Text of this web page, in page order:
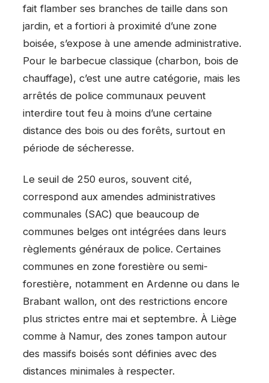
fait flamber ses branches de taille dans son
jardin, et a fortiori à proximité d’une zone
boisée, s’expose à une amende administrative.
Pour le barbecue classique (charbon, bois de
chauffage), c’est une autre catégorie, mais les
arrêtés de police communaux peuvent
interdire tout feu à moins d’une certaine
distance des bois ou des forêts, surtout en
période de sécheresse.
Le seuil de 250 euros, souvent cité,
correspond aux amendes administratives
communales (SAC) que beaucoup de
communes belges ont intégrées dans leurs
règlements généraux de police. Certaines
communes en zone forestière ou semi-
forestière, notamment en Ardenne ou dans le
Brabant wallon, ont des restrictions encore
plus strictes entre mai et septembre. À Liège
comme à Namur, des zones tampon autour
des massifs boisés sont définies avec des
distances minimales à respecter.